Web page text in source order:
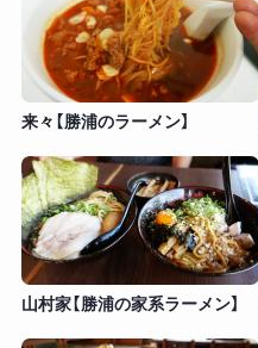
来々【勝浦のラーメン】
山村家【勝浦の家系ラーメン】